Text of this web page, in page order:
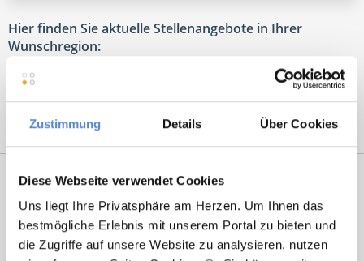
Zustimmung Details Über Cookies
Diese Webseite verwendet Cookies
Uns liegt Ihre Privatsphäre am Herzen. Um Ihnen das
bestmögliche Erlebnis mit unserem Portal zu bieten und
die Zugriffe auf unsere Website zu analysieren, nutzen
Hier finden Sie aktuelle Stellenangebote in Ihrer
Wunschregion:
Berlin